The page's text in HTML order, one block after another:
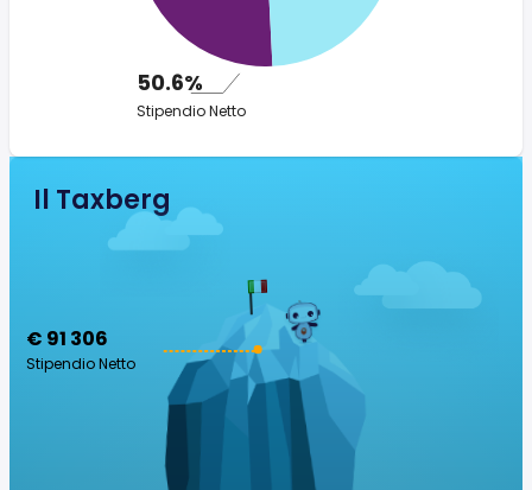
50.6%
Stipendio Netto
Il Taxberg
€ 91 306
Stipendio Netto